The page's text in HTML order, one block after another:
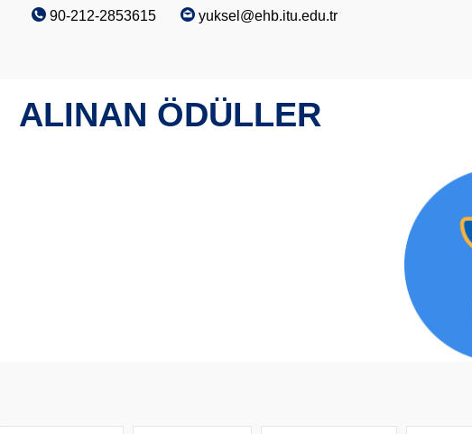
90-212-2853615 yuksel@ehb.itu.edu.tr
ALINAN ÖDÜLLER